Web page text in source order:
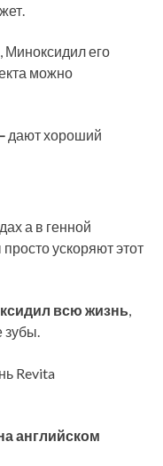
Миноксидил его
можно
дают хороший
а в генной
ускоряют этот
всю жизнь,
зубы.
Revita
английском